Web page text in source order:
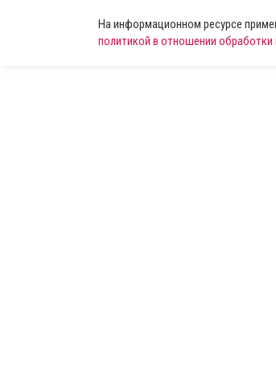
На информационном ресурсе
политикой в отношении